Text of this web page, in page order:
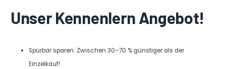
Unser Kennenlern Angebot!
Spürbar sparen: Zwischen 30–70 % günstiger als der
Einzelkauf!